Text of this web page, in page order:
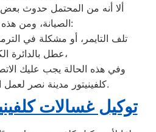
ألا أنه من المحتمل حدوث
الصيانة، ومن هذه الأعطال:
تلف التايمر، أو مشكلة في
عطل بالدائرة الكهربائية،
وفي هذه الحالة يجب عليك
كلفينيتور مدينة نصر لعمل الإصلاحات اللازمة.
توكيل غسالات